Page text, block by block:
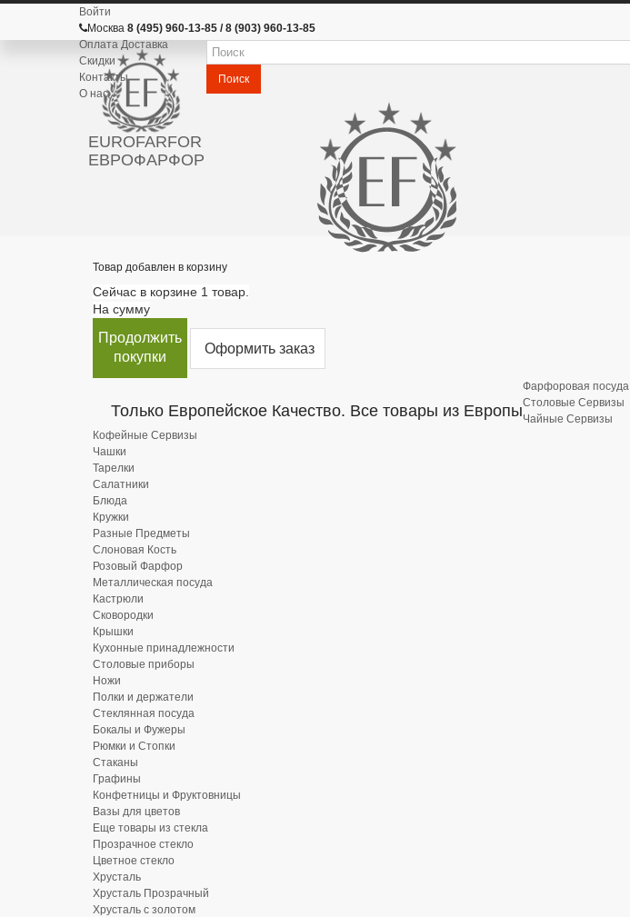
Войти
Москва 8 (495) 960-13-85 / 8 (903) 960-13-85
Оплата Доставка
Скидки
Контакты
О нас
EUROFARFOR
ЕВРОФАРФОР
Поиск
Товар добавлен в корзину
Сейчас в корзине 1 товар.
На сумму
Продолжить
покупки
Оформить заказ
Только Европейское Качество. Все товары из Европы
Фарфоровая посуда
Столовые Сервизы
Чайные Сервизы
Кофейные Сервизы
Чашки
Тарелки
Салатники
Блюда
Кружки
Разные Предметы
Слоновая Кость
Розовый Фарфор
Металлическая посуда
Кастрюли
Сковородки
Крышки
Кухонные принадлежности
Столовые приборы
Ножи
Полки и держатели
Стеклянная посуда
Бокалы и Фужеры
Рюмки и Стопки
Стаканы
Графины
Конфетницы и Фруктовницы
Вазы для цветов
Еще товары из стекла
Прозрачное стекло
Цветное стекло
Хрусталь
Хрусталь Прозрачный
Хрусталь с золотом